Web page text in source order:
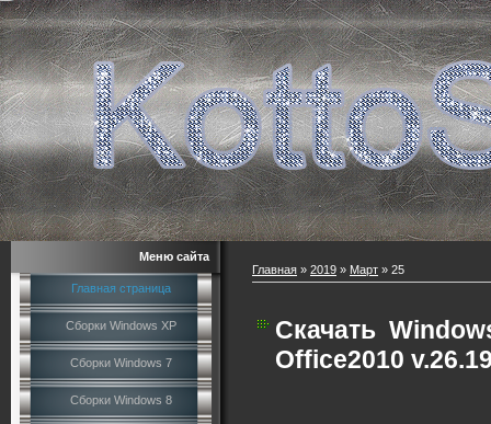
Меню сайта
Главная страница
Сборки Windows XP
Сборки Windows 7
Сборки Windows 8
Главная » 2019 » Март » 25
Скачать
Office2010